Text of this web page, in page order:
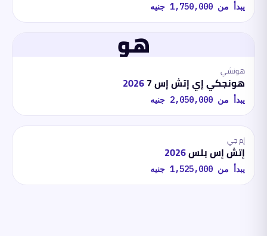
يبدأ من 1,750,000 جنيه
هو
هونشي
هونجكي إي إتش إس 7 2026
يبدأ من 2,050,000 جنيه
إم جي
إتش إس بلس2026
يبدأ من 1,525,000 جنيه